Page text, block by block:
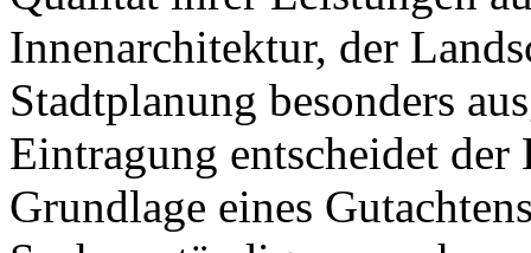
Innenarchitektur, der
Stadtplanung besonders
Eintragung entscheidet der
Grundlage eines